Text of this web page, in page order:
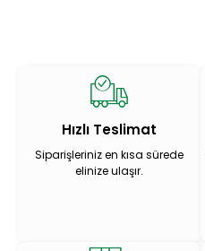
Hızlı Teslimat
Siparişleriniz en kısa sürede
elinize ulaşır.